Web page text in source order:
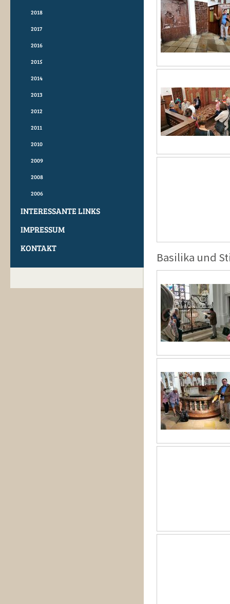
2018
2017
2016
2015
2014
2013
2012
2011
2010
2009
2008
2006
INTERESSANTE LINKS
IMPRESSUM
KONTAKT
Basilika und